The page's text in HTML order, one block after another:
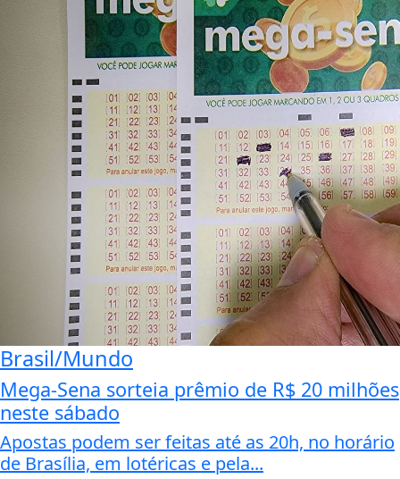
Brasil/Mundo
Mega-Sena sorteia prêmio de R$ 20 milhões
neste sábado
Apostas podem ser feitas até as 20h, no horário
de Brasília, em lotéricas e pela...